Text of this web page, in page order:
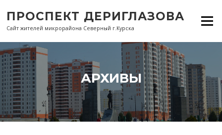
содержанию
ПРОСПЕКТ ДЕРИГЛАЗОВА
Сайт жителей микрорайона Северный г.Курска
Меню
АРХИВЫ